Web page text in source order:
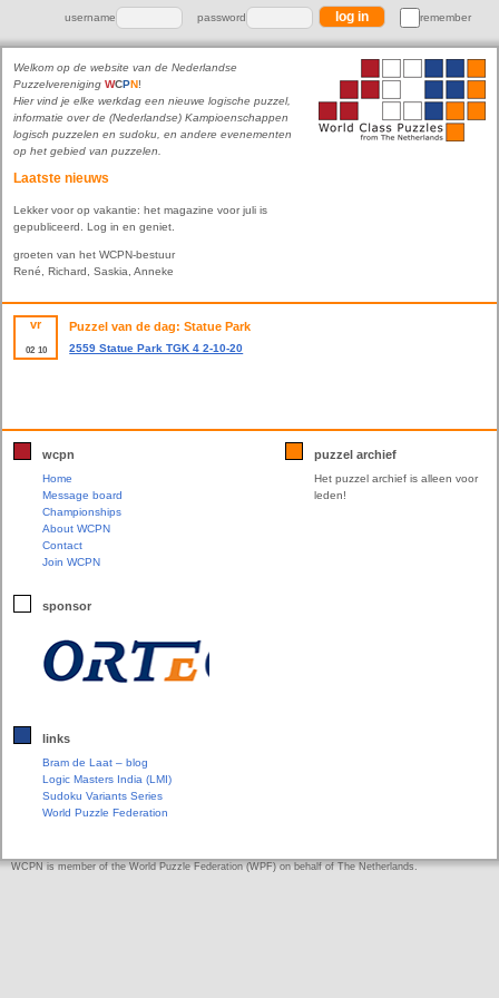
username password remember
Welkom op de website van de Nederlandse
Puzzelvereniging WCPN!
Hier vind je elke werkdag een nieuwe logische puzzel,
informatie over de (Nederlandse) Kampioenschappen
logisch puzzelen en sudoku, en andere evenementen
op het gebied van puzzelen.
Laatste nieuws
Lekker voor op vakantie: het magazine voor juli is
gepubliceerd. Log in en geniet.
groeten van het WCPN-bestuur
René, Richard, Saskia, Anneke
vr
02 10
Puzzel van de dag: Statue Park
2559 Statue Park TGK 4 2-10-20
wcpn
Home
Message board
Championships
About WCPN
Contact
Join WCPN
sponsor
links
Bram de Laat – blog
Logic Masters India (LMI)
Sudoku Variants Series
World Puzzle Federation
puzzel archief
Het puzzel archief is alleen voor
leden!
WCPN is member of the World Puzzle Federation (WPF) on behalf of The Netherlands.